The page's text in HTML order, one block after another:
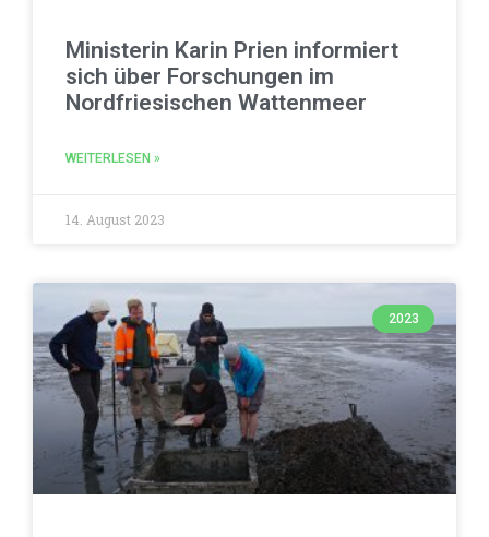
Ministerin Karin Prien informiert
sich über Forschungen im
Nordfriesischen Wattenmeer
WEITERLESEN »
14. August 2023
2023